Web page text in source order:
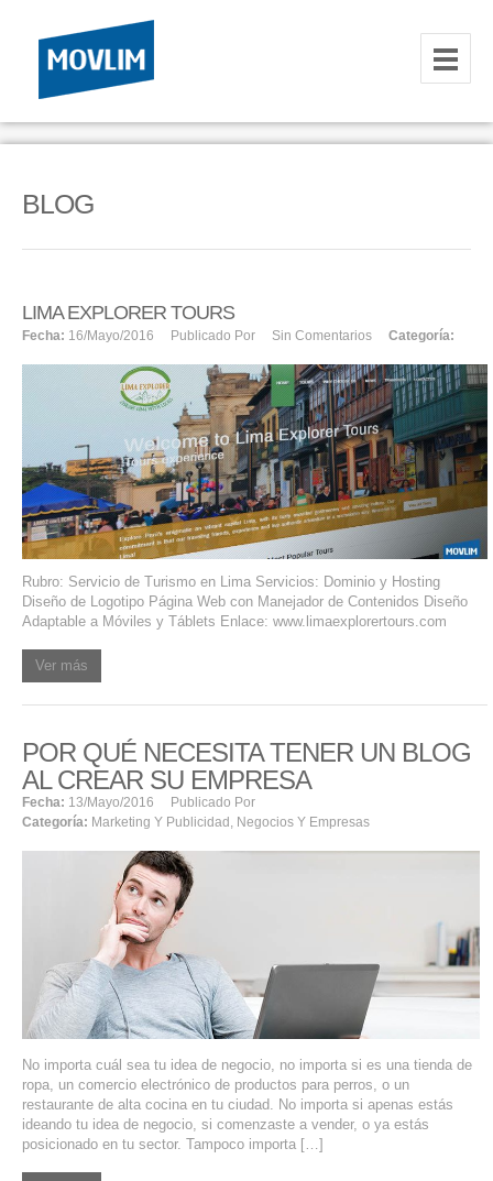
INICIO
HOSTING
HOSTING
SERVIDORES VPS
SERVIDORES VPS WINDOWS
SERVIDORES DEDICADOS
AGENCIA DIGITAL
PAGINAS WEB PARA NEGOCIOS
PAGINA WEB CON CATÁLOGO DE PRODUCTOS
PAGINAS WEB A MEDIDA
APPS PARA NEGOCIOS
SISTEMAS PARA NEGOCIOS Y EMPRESAS
MARKETING DIGITAL
EMAIL MARKETING
SERVICIOS DE TI
TRANSFORMACIÓN DIGITAL
PORTAFOLIO
BLOG
BLOG
LIMA EXPLORER TOURS
Fecha: 16/mayo/2016 Publicado Por Sin Comentarios Categoría:
Rubro: Servicio de Turismo en Lima Servicios: Dominio y Hosting
Diseño de Logotipo Página Web con Manejador de Contenidos Diseño
Adaptable a Móviles y Táblets Enlace: www.limaexplorertours.com
Ver más
POR QUÉ NECESITA TENER UN BLOG
AL CREAR SU EMPRESA
Fecha: 13/mayo/2016
Publicado Por
Categoría: Marketing Y Publicidad Negocios Y Empresas
No importa cuál sea tu idea de negocio, no importa si es una tienda de
ropa, un comercio electrónico de productos para perros, o un
restaurante de alta cocina en tu ciudad. No importa si apenas estás
ideando tu idea de negocio, si comenzaste a vender, o ya estás
posicionado en tu sector. Tampoco importa […]